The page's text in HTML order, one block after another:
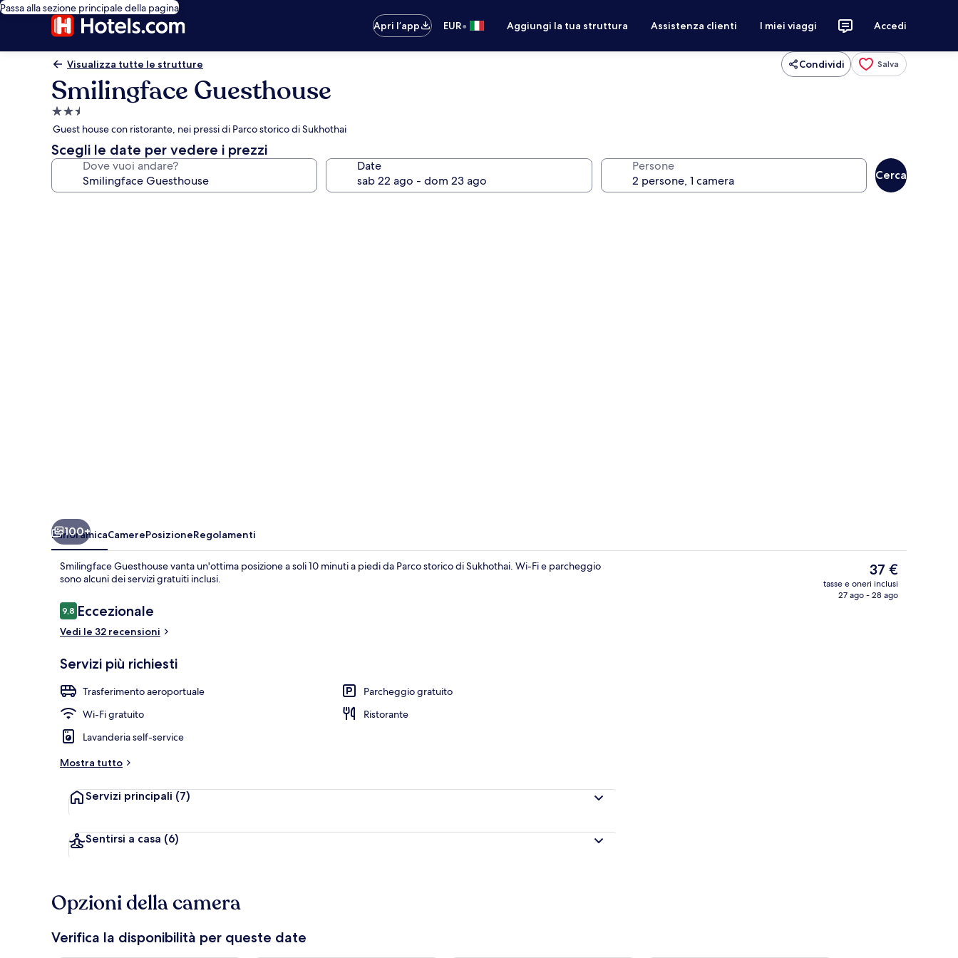
Passa alla sezione principale della pagina
Apri l’app
EUR• Aggiungi la tua struttura Assistenza clienti I miei viaggi Accedi
Visualizza tutte le strutture Condividi Salva
Smilingface Guesthouse
Struttura
a
2.5
stelle
Guest house con ristorante, nei pressi di Parco storico di Sukhothai
Scegli le date per vedere i prezzi
Dove vuoi andare? Date Persone
Cerca
Dettaglio interni
100+
PanoramicaCamerePosizioneRegolamenti
Smilingface Guesthouse vanta un'ottima posizione a soli 10 minuti a piedi da Parco storico di Sukhothai. Wi-Fi e parcheggio
sono alcuni dei servizi gratuiti inclusi.
Recensioni
9,89,8 su 10
Eccezionale
Vedi le 32 recensioni
Servizi più richiesti
Trasferimento aeroportuale
Parcheggio gratuito
Wi-Fi gratuito
Ristorante
Lavanderia self-service
Mostra tutto
Servizi principali (7)
Sentirsi a casa (6)
Il
prezzo
attuale
37 €
tasse e oneri inclusi
27 ago - 28 ago
Opzioni della camera
Verifica la disponibilità per queste date